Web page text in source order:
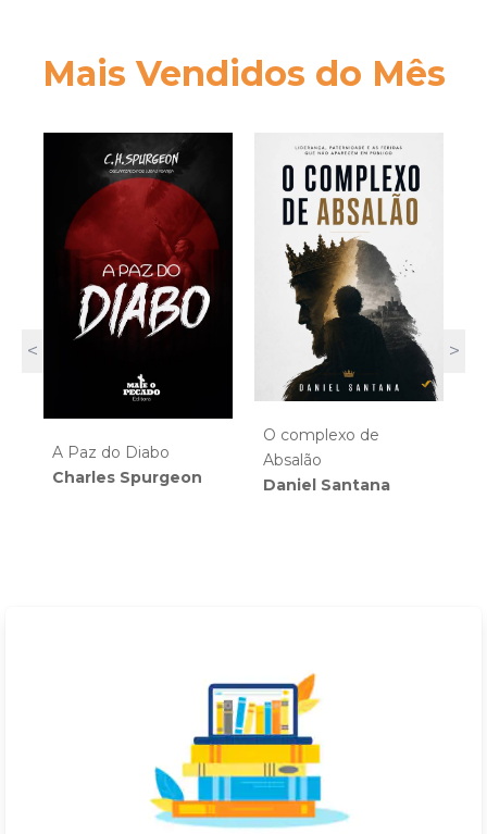
Mais Vendidos do Mês
<
A Paz do Diabo
Charles Spurgeon
O complexo de
Absalão
Daniel Santana
>